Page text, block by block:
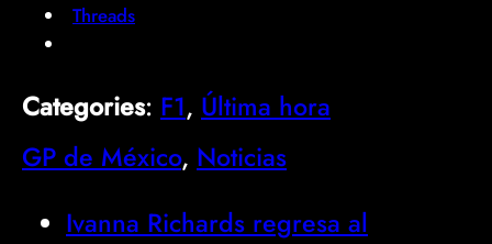
Threads
Categories: F1, Última hora
GP de México, Noticias
Ivanna Richards regresa al